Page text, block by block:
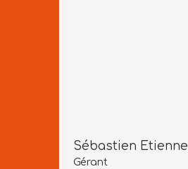
Sébastien Etienne
Gérant